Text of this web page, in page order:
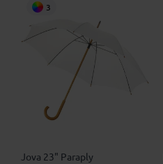
3
Jova 23" Paraply